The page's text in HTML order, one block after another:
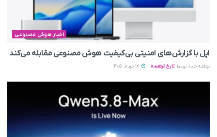
اخبار هوش مصنوعی
اپل با گزارش‌های امنیتی بی‌کیفیت هوش مصنوعی مقابله می‌کند
نوشته شده توسط تارخ ترهنده